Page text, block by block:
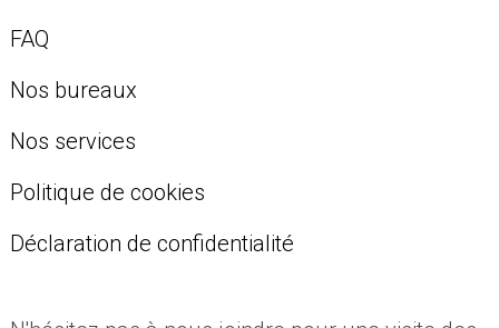
FAQ
Nos bureaux
Nos services
Politique de cookies
Déclaration de confidentialité